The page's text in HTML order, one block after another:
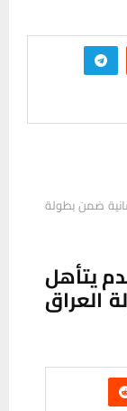
ضمن بطولة
يتأهل
العراق